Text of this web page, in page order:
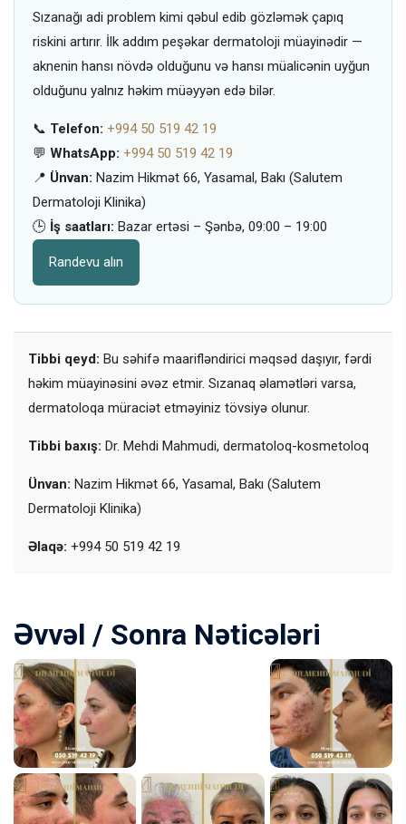
Sızanağı adi problem kimi qəbul edib gözləmək çapıq
riskini artırır. İlk addım peşəkar dermatoloji müayinədir —
aknenin hansı növdə olduğunu və hansı müalicənin uyğun
olduğunu yalnız həkim müəyyən edə bilər.
📞 Telefon: +994 50 519 42 19
💬 WhatsApp: +994 50 519 42 19
📍 Ünvan: Nazim Hikmət 66, Yasamal, Bakı (Salutem
Dermatoloji Klinika)
🕒 İş saatları: Bazar ertəsi – Şənbə, 09:00 – 19:00
Randevu alın
Tibbi qeyd: Bu səhifə maarifləndirici məqsəd daşıyır, fərdi
həkim müayinəsini əvəz etmir. Sızanaq əlamətləri varsa,
dermatoloqa müraciət etməyiniz tövsiyə olunur.
Tibbi baxış: Dr. Mehdi Mahmudi, dermatoloq-kosmetoloq
Ünvan: Nazim Hikmət 66, Yasamal, Bakı (Salutem
Dermatoloji Klinika)
Əlaqə: +994 50 519 42 19
Əvvəl / Sonra Nəticələri